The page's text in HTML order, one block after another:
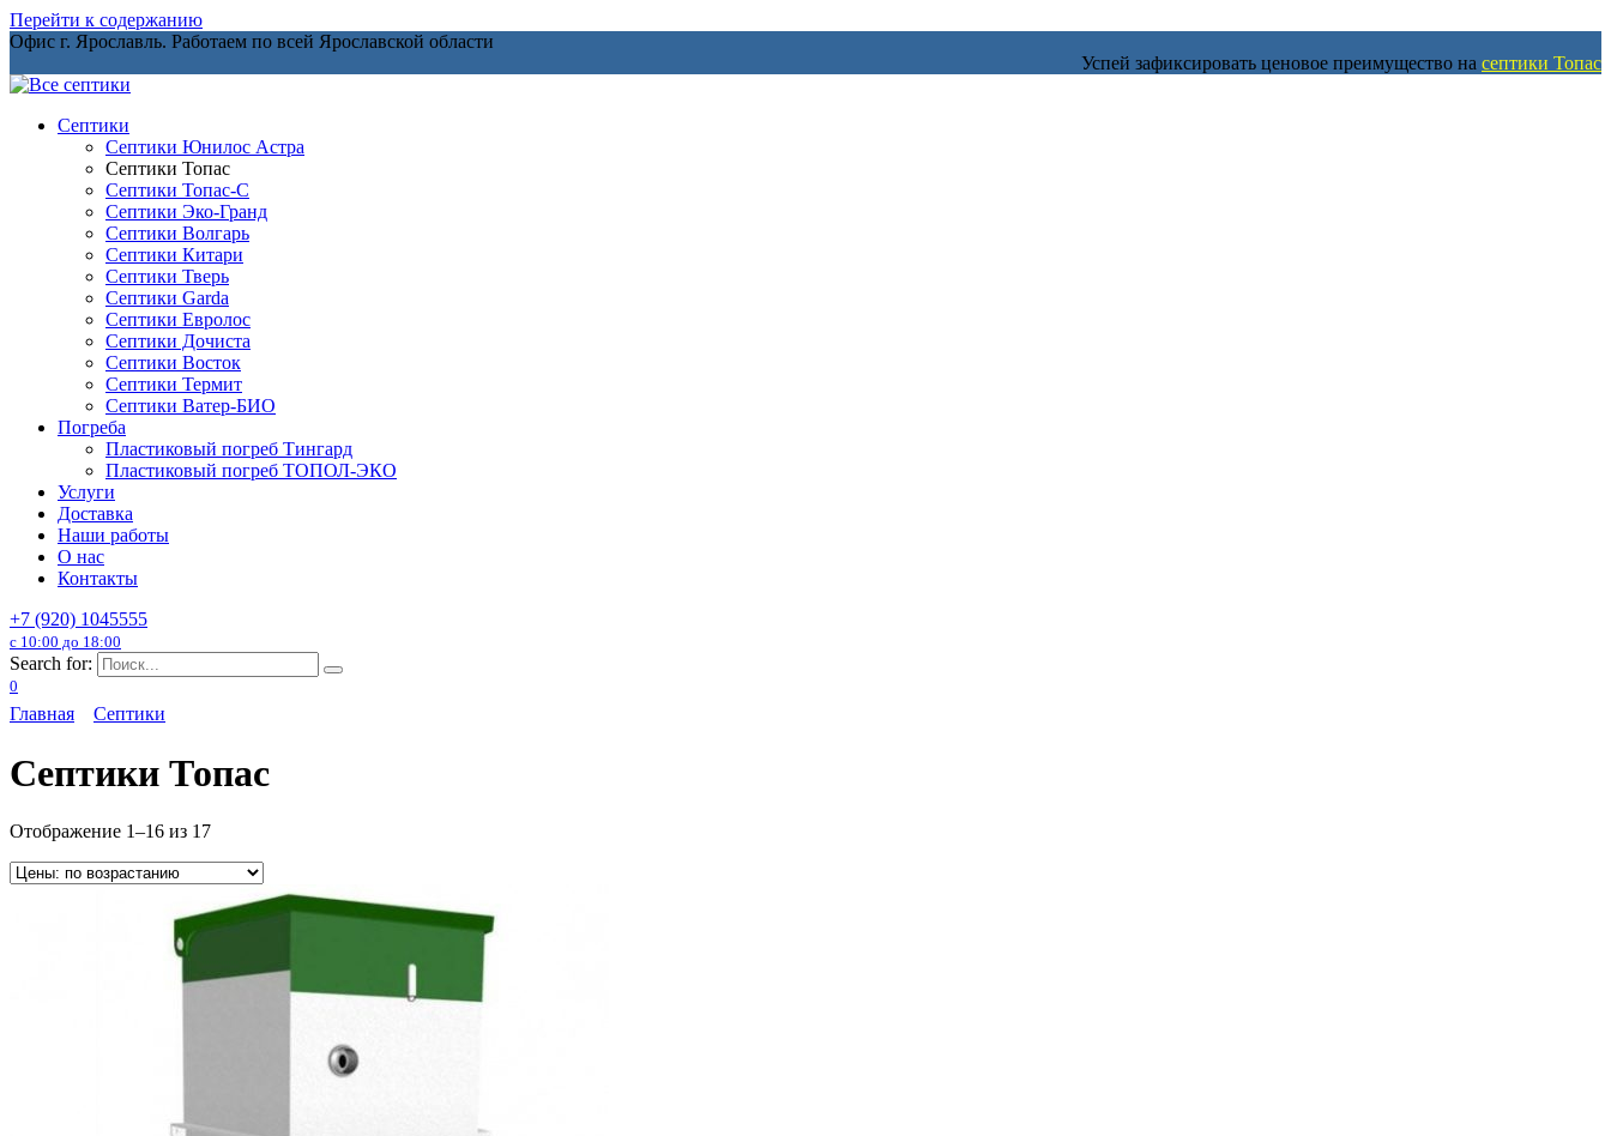
Перейти к содержанию
Офис г. Ярославль. Работаем по всей Ярославской области
Успей зафиксировать ценовое преимущество на септики Топас
Септики
Септики Юнилос Астра
Септики Топас
Септики Топас-С
Септики Эко-Гранд
Септики Волгарь
Септики Китари
Септики Тверь
Септики Garda
Септики Евролос
Септики Дочиста
Септики Восток
Септики Термит
Септики Ватер-БИО
Погреба
Пластиковый погреб Тингард
Пластиковый погреб ТОПОЛ-ЭКО
Услуги
Доставка
Наши работы
О нас
Контакты
+7 (920) 1045555
с 10:00 до 18:00
Search for:
0
Главная Септики
Септики Топас
Отображение 1–16 из 17